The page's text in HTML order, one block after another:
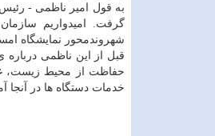
به قول امیر ناظمی -
گرفت. امیدواریم
شهروندمحور نمایشگاه
قبل از این ناظمی
حفاظت از محیط زیست،
خدمات دستگاه ها در آنجا